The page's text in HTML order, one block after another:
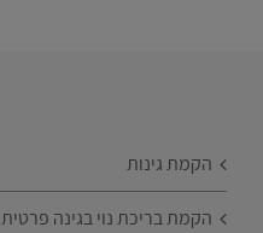
הקמת גינות
הקמת בריכת נוי בגינה פרטית